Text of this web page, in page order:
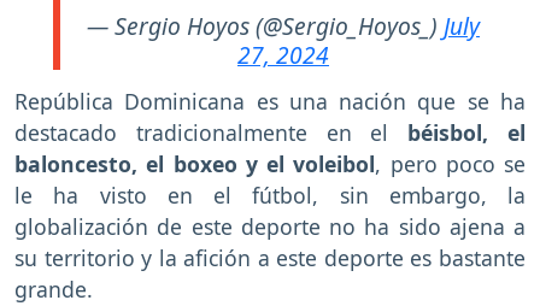
— Sergio Hoyos (@Sergio_Hoyos_) July
27, 2024
República Dominicana es una nación que se ha
destacado tradicionalmente en el béisbol, el
baloncesto, el boxeo y el voleibol, pero poco se
le ha visto en el fútbol, sin embargo, la
globalización de este deporte no ha sido ajena a
su territorio y la afición a este deporte es bastante
grande.